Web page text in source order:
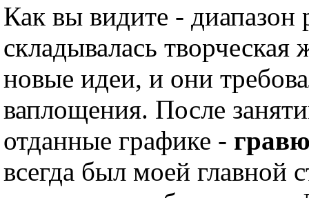
Как вы видите -
складывалась
новые идеи, и они
ваплощения. После
отданные графике -
всегда был моей главной